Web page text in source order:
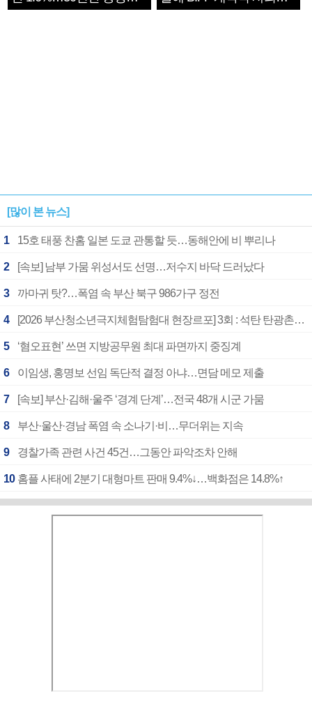
1182개팀 전수조사
확정
[많이 본 뉴스]
1 15호 태풍 찬홈 일본 도쿄 관통할 듯…동해안에 비 뿌리나
2 [속보] 남부 가뭄 위성서도 선명…저수지 바닥 드러났다
3 까마귀 탓?…폭염 속 부산 북구 986가구 정전
4 [2026 부산청소년극지체험탐험대 현장르포] 3회 : 석탄 탄광촌에서 북극 연구의 중심지로
5 ‘혐오표현’ 쓰면 지방공무원 최대 파면까지 중징계
6 이임생, 홍명보 선임 독단적 결정 아냐…면담 메모 제출
7 [속보] 부산·김해·울주 ‘경계 단계’…전국 48개 시군 가뭄
8 부산·울산·경남 폭염 속 소나기·비…무더위는 지속
9 경찰가족 관련 사건 45건…그동안 파악조차 안해
10 홈플 사태에 2분기 대형마트 판매 9.4%↓…백화점은 14.8%↑